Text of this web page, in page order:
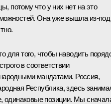
потому что у них нет на это
Она уже вышла из‑под
для того, чтобы наводить
в соответствии
мандатами. Россия,
Республика, здесь
одинаковые позиции. Мы